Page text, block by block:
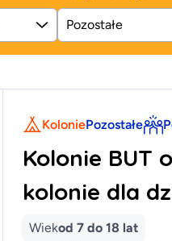
KoloniePozostałe
Kolonie BUT
kolonie dla
Wiekod 7 do 18 lat